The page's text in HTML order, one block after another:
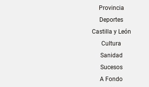
Provincia
Deportes
Castilla y León
Cultura
Sanidad
Sucesos
A Fondo